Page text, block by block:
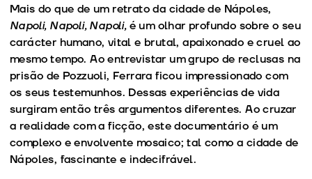
Mais do que de um retrato da cidade de Nápoles,
Napoli, Napoli, Napoli,é um olhar profundo sobre o seu
carácter humano, vital e brutal, apaixonado e cruel ao
mesmo tempo. Ao entrevistar um grupo de reclusas na
prisão de Pozzuoli, Ferrara ficou impressionado com
os seus testemunhos. Dessas experiências de vida
surgiram então três argumentos diferentes. Ao cruzar
a realidade com a ficção, este documentário é um
complexo e envolvente mosaico; tal como a cidade de
Nápoles, fascinante e indecifrável.